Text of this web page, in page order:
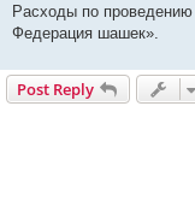
Расходы по
Федерация шашек».
Post Reply